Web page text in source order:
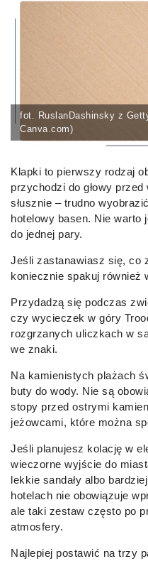
fot. RuslanDashinsky z
Canva.com)
Klapki to pierwszy rodzaj
przychodzi do głowy
słusznie – trudno
hotelowy basen. Nie warto
do jednej pary.
Jeśli zastanawiasz się, co
koniecznie spakuj również
Przydadzą się podczas
czy wycieczek w góry
rozgrzanych uliczkach w
we znaki.
Na kamienistych plażach
buty do wody. Nie są
stopy przed ostrymi
jeżowcami, które można
Jeśli planujesz kolację w
wieczorne wyjście do
lekkie sandały albo
hotelach nie obowiązuje
ale taki zestaw często po
atmosfery.
Najlepiej postawić na trzy